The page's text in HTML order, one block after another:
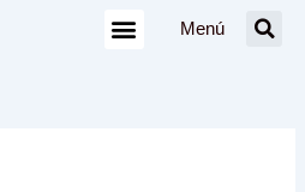
Menú